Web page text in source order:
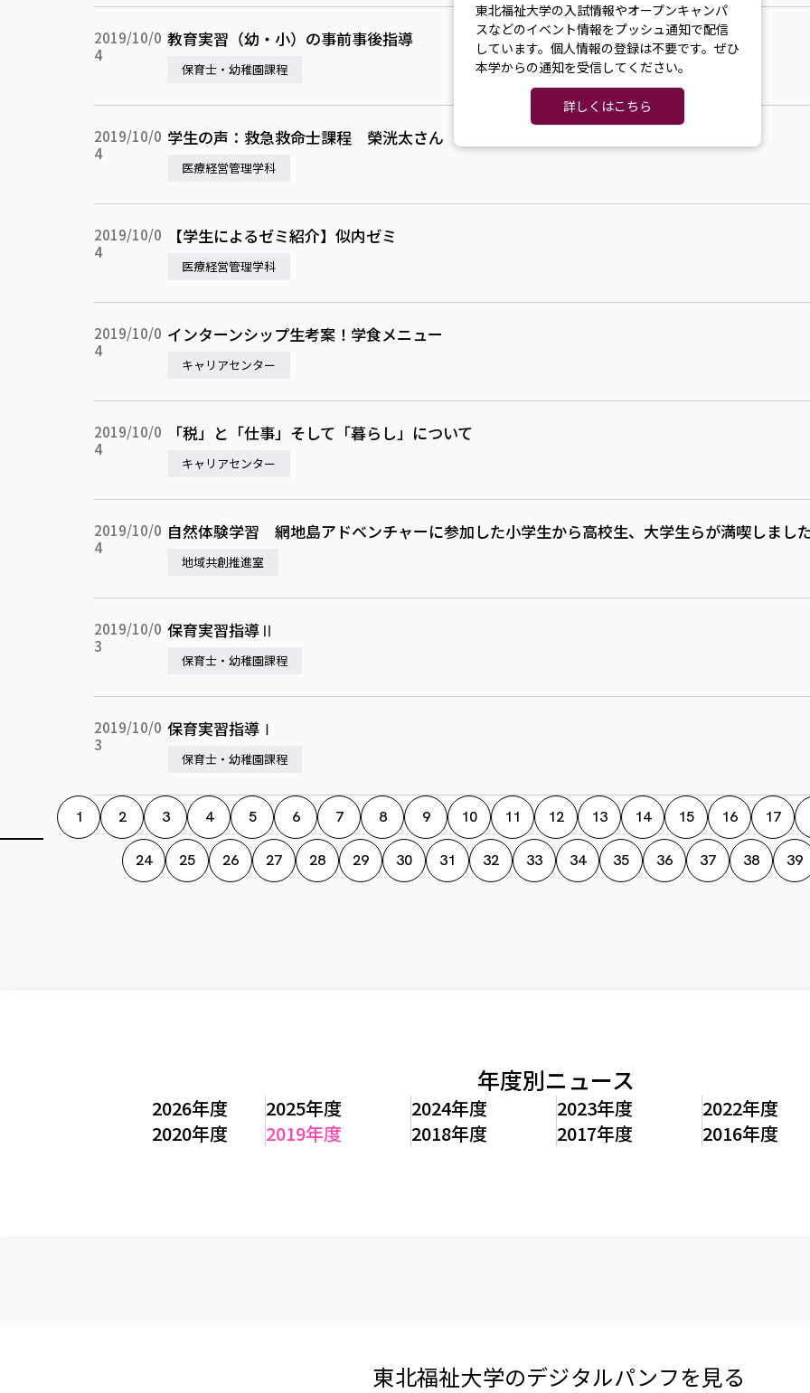
2019/10/0
4
教育実習（幼・小）の事前事後指導
保育士・幼稚園課程
2019/10/0
4
学生の声：救急救命士課程 榮洸太さん
医療経営管理学科
2019/10/0
4
【学生によるゼミ紹介】似内ゼミ
医療経営管理学科
2019/10/0
4
インターンシップ生考案！学食メニュー
キャリアセンター
2019/10/0
4
「税」と「仕事」そして「暮らし」について
キャリアセンター
2019/10/0
4
自然体験学習 網地島アドベンチャーに参加した小学生から高校生、大学生らが満喫しまし
地域共創推進室
2019/10/0
3
保育実習指導Ⅱ
保育士・幼稚園課程
2019/10/0
3
保育実習指導Ⅰ
保育士・幼稚園課程
1 2 3 4 5 6 7 8 9 10 11 12 13 14 15 16 17
24 25 26 27 28 29 30 31 32 33 34 35 36 37 38 39
年度別ニュース
2026年度 2025年度 2024年度 2023年度
2022年度
2020年度
2019年度 2018年度 2017年度 2016年度
東北福祉大学の​デジタルパンフを​見る​
東北福祉大学の入試情報やオープンキャンパ
スなどのイベント情報をプッシュ通知で配信
しています。個人情報の登録は不要です。ぜひ
本学からの通知を受信してください。
詳しくはこちら